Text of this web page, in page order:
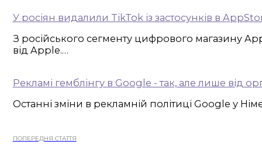
У росіян видалили TikTok із застосунків в
З російського сегменту цифрового магазину
від Apple.…
Рекламі гемблінгу в Google - так, але лише від
Останні зміни в рекламній політиці Google у
ПОПЕРЕДНЯ СТАТТЯ